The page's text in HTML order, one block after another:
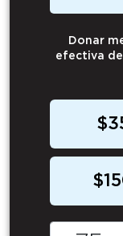
Donar
efectiva